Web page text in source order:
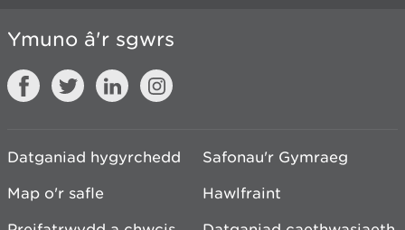
Ymuno â'r sgwrs
Datganiad hygyrchedd
Safonau'r Gymraeg
Map o'r safle
Hawlfraint